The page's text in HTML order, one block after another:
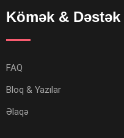
Kömək & Dəstək
FAQ
Bloq & Yazılar
Əlaqə